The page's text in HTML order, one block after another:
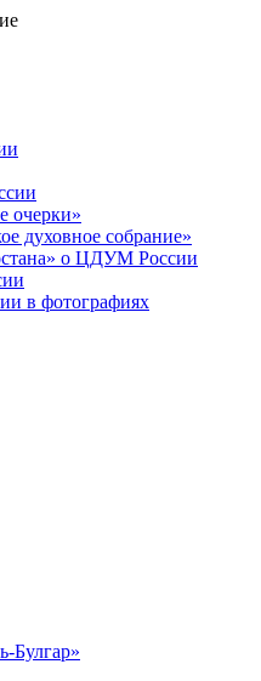
очерки»
духовное собрание»
о ЦДУМ России
в фотографиях
Булгар»